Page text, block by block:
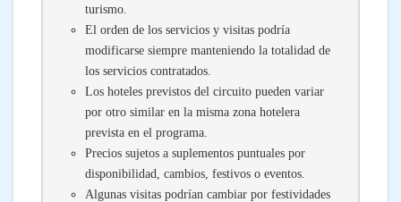
turismo.
El orden de los servicios y visitas podría
modificarse siempre manteniendo la totalidad de
los servicios contratados.
Los hoteles previstos del circuito pueden variar
por otro similar en la misma zona hotelera
prevista en el programa.
Precios sujetos a suplementos puntuales por
disponibilidad, cambios, festivos o eventos.
Algunas visitas podrían cambiar por festividades